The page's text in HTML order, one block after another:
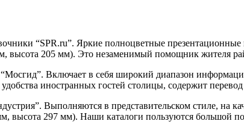
“SPR.ru”. Яркие полноцветные
высота 205 мм). Это незаменимый помощник жителя
Включает в себя широкий диапазон
иностранных гостей столицы, содержит
Выполняются в представительском стиле, на
высота 297 мм). Наши каталоги пользуются большой